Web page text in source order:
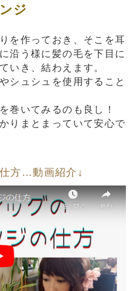
ジ
を作っておき、そこを耳
沿う様に髪の毛を下目に
いき、結わえます。
シュシュを使用すること
巻いてみるのも良し！
りまとまっていて安心で
方…動画紹介↓